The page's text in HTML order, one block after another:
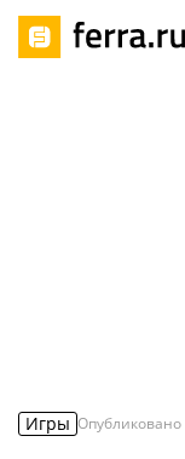
Игры Опубликовано